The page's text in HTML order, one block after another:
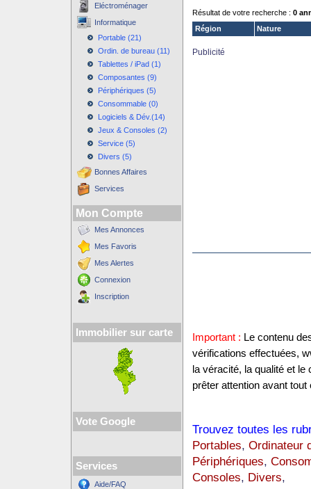
Eléctroménager
Informatique
Portable (21)
Ordin. de bureau (11)
Tablettes / iPad (1)
Composantes (9)
Périphériques (5)
Consommable (0)
Logiciels & Dév.(14)
Jeux & Consoles (2)
Service (5)
Divers (5)
Bonnes Affaires
Services
Mon Compte
Mes Annonces
Mes Favoris
Mes Alertes
Connexion
Inscription
Immobilier sur carte
Vote Google
Services
Aide/FAQ
Résultat de votre recherche : 0
Région
Nature
Publicité
Important : Le contenu
vérifications effectuées,
la véracité, la qualité et
prêter attention avant tout
Trouvez toutes les
Portables, Ordinateur
Périphériques,
Consoles, Divers,